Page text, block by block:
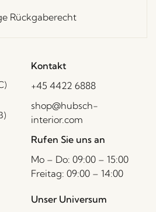
Rückgaberecht
Kontakt
+45 4422 6888
shop@hubsch-
interior.com
Rufen Sie uns an
Mo – Do: 09:00 – 15:00
Freitag: 09:00 – 14:00
Unser Universum